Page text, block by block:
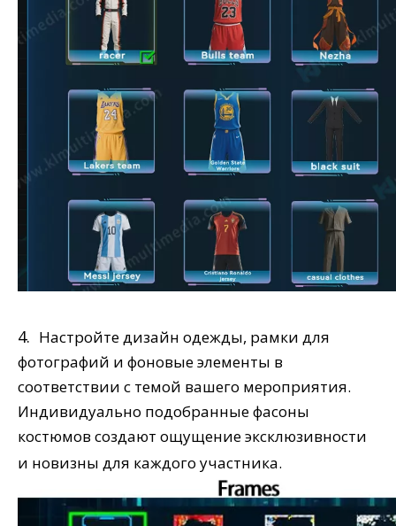
4. Настройте дизайн одежды, рамки для
фотографий и фоновые элементы в
соответствии с темой вашего мероприятия.
Индивидуально подобранные фасоны
костюмов создают ощущение эксклюзивности
и новизны для каждого участника.